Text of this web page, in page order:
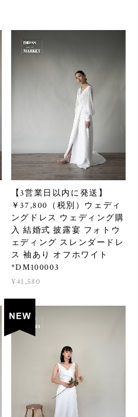
【3営業日以内に発送】
￥37,800（税別）ウェディ
ングドレス ウェディング購
入 結婚式 披露宴 フォトウ
ェディング スレンダードレ
ス 袖あり オフホワイト
*DM100003
¥41,580